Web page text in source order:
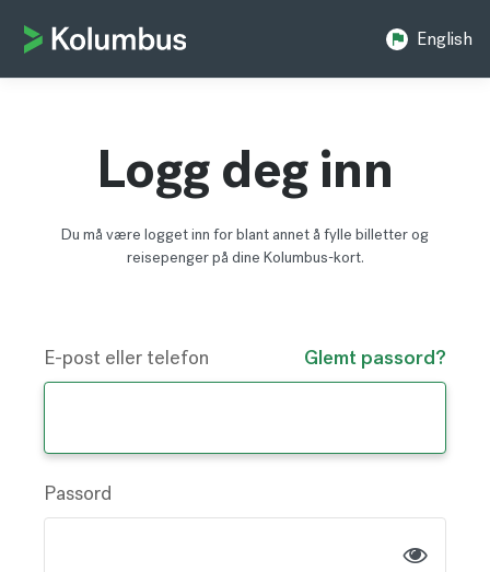
English
Logg deg inn
Du må være logget inn for blant annet å fylle billetter og
reisepenger på dine Kolumbus-kort.
E-post eller telefon Glemt passord?
Passord